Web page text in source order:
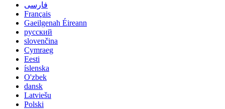
فارسی
Français
Gaeilgenah Éireann
русский
slovenčina
Cymraeg
Eesti
íslenska
O'zbek
dansk
Latviešu
Polski